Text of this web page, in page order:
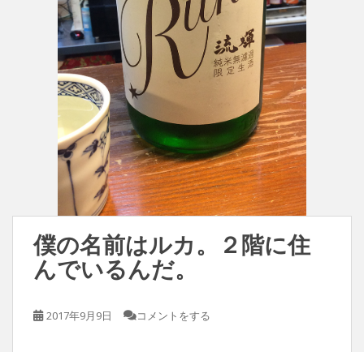
僕の名前はルカ。２階に住
んでいるんだ。
2017年9月9日 コメントをする